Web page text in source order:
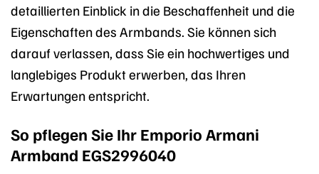
detaillierten Einblick in die Beschaffenheit und die
Eigenschaften des Armbands. Sie können sich
darauf verlassen, dass Sie ein hochwertiges und
langlebiges Produkt erwerben, das Ihren
Erwartungen entspricht.
So pflegen Sie Ihr Emporio Armani
Armband EGS2996040